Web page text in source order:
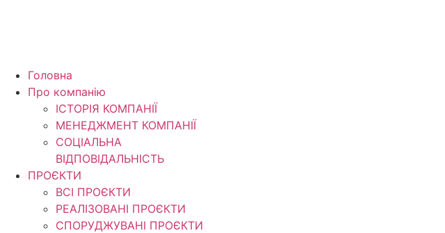
Головна
Про компанію
ІСТОРІЯ КОМПАНІЇ
МЕНЕДЖМЕНТ КОМПАНІЇ
CОЦІАЛЬНА
ВІДПОВІДАЛЬНІСТЬ
ПРОЄКТИ
ВСІ ПРОЄКТИ
РЕАЛІЗОВАНІ ПРОЄКТИ
СПОРУДЖУВАНІ ПРОЄКТИ